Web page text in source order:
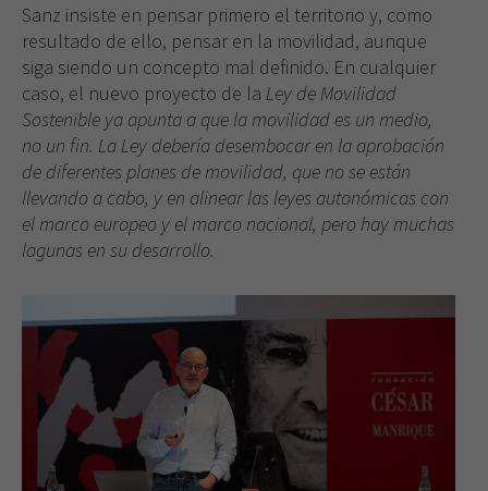
Sanz insiste en pensar primero el territorio y, como
resultado de ello, pensar en la movilidad, aunque
siga siendo un concepto mal definido. En cualquier
caso, el nuevo proyecto de la Ley de Movilidad
Sostenible ya apunta a que la movilidad es un medio,
no un fin. La Ley debería desembocar en la aprobación
de diferentes planes de movilidad, que no se están
llevando a cabo, y en alinear las leyes autonómicas con
el marco europeo y el marco nacional, pero hay muchas
lagunas en su desarrollo.